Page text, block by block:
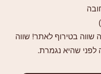
שווה בטירוף לאתר! שווה
שהיא נגמרת.